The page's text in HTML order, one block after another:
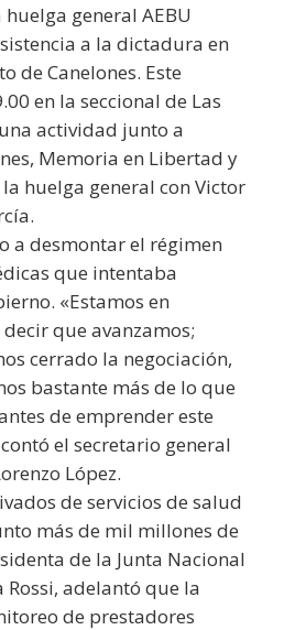
general AEBU
a la dictadura en
de Canelones. Este
en la seccional de Las
actividad junto a
Memoria en Libertad y
huelga general con Victor
a desmontar el régimen
que intentaba
«Estamos en
que avanzamos;
cerrado la negociación,
bastante más de lo que
de emprender este
el secretario general
López.
de servicios de salud
más de mil millones de
de la Junta Nacional
Rossi, adelantó que la
de prestadores